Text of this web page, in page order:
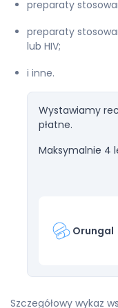
preparaty
preparaty
lub HIV;
i inne.
Wystawiamy
płatne.
Maksymalnie 4
Orungal
Szczegółowy wykaz